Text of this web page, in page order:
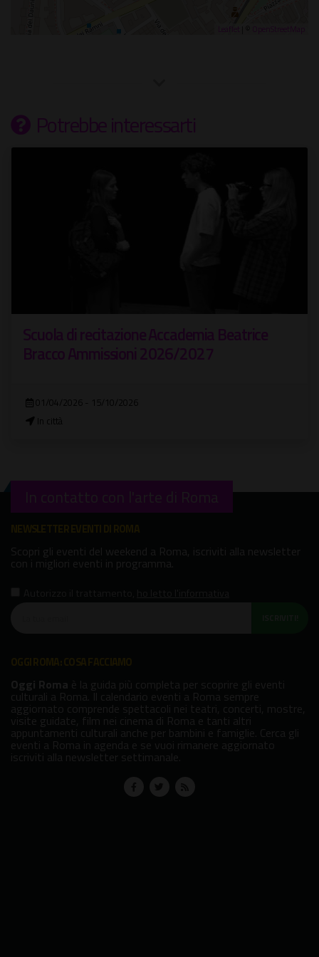
Potrebbe interessarti
Scuola di recitazione Accademia Beatrice
Bracco Ammissioni 2026/2027
01/04/2026 - 15/10/2026
In città
In contatto con l'arte di Roma